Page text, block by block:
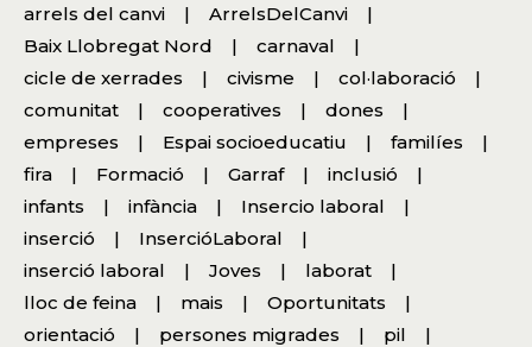
arrels del canvi
ArrelsDelCanvi
Baix Llobregat Nord
carnaval
cicle de xerrades
civisme
col·laboració
comunitat
cooperatives
dones
empreses
Espai socioeducatiu
familíes
fira
Formació Garraf
inclusió
infants
infància
Insercio laboral
inserció
InsercióLaboral
inserció laboral
Joves
laborat
lloc de feina
mais
Oportunitats
orientació
persones migrades
pil